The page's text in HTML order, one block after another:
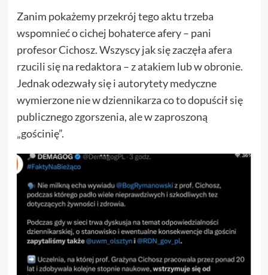
Zanim pokażemy przekrój tego aktu trzeba
wspomnieć o cichej bohaterce afery – pani
profesor Cichosz. Wszyscy jak się zaczęła afera
rzucili się na redaktora – z atakiem lub w obronie.
Jednak odezwały się i autorytety medyczne
wymierzone nie w dziennikarza co to dopuścił się
publicznego zgorszenia, ale w zaproszoną
„gościnię”.